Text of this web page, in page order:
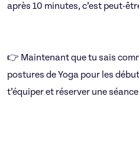
après 10 minutes, c’est peut-
👉 Maintenant que tu sais
postures de Yoga pour les
t’équiper et réserver une